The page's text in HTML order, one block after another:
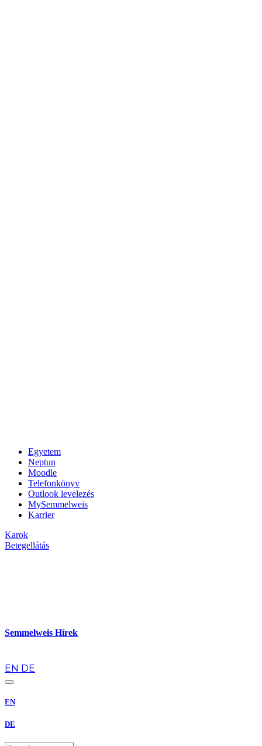
Egyetem
Neptun
Moodle
Telefonkönyv
Outlook levelezés
MySemmelweis
Karrier
Karok
Betegellátás
Semmelweis Hírek
EN DE
EN
DE